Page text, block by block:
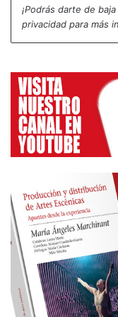
14 de marzo 2021
¡Podrás darte de
privacidad para más